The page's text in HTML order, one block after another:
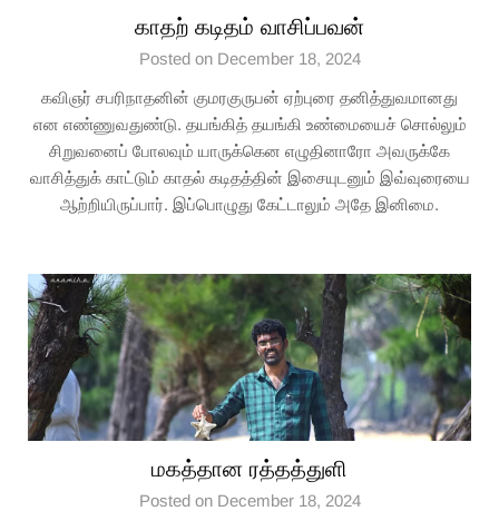
காதற் கடிதம் வாசிப்பவன்
Posted on December 18, 2024
கவிஞர் சபரிநாதனின் குமரகுருபன் ஏற்புரை தனித்துவமானது
என எண்ணுவதுண்டு. தயங்கித் தயங்கி உண்மையைச் சொல்லும்
சிறுவனைப் போலவும் யாருக்கென எழுதினாரோ அவருக்கே
வாசித்துக் காட்டும் காதல் கடிதத்தின் இசையுடனும் இவ்வுரையை
ஆற்றியிருப்பார். இப்பொழுது கேட்டாலும் அதே இனிமை.
மகத்தான ரத்தத்துளி
Posted on December 18, 2024